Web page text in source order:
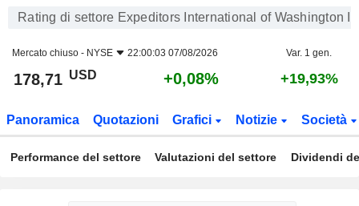
Rating di settore Expeditors International of Washington
Mercato chiuso - NYSE 22:00:03 07/08/2026 Var. 1 gen.
178,71 USD +0,08% +19,93%
Panoramica Quotazioni Grafici Notizie Società
Performance del settore Valutazioni del settore Dividendi